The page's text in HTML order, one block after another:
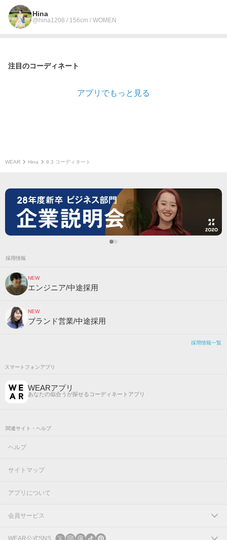
Hina
@hina1208 / 156cm / WOMEN
注目のコーディネート
アプリでもっと見る
WEAR Hina 8.3 コーディネート
採用情報
NEW
エンジニア/中途採用
NEW
ブランド営業/中途採用
採用情報一覧
スマートフォンアプリ
WEARアプリ
あなたの似合うが探せるコーディネートアプリ
関連サイト・ヘルプ
ヘルプ
サイトマップ
アプリについて
会員サービス
ログイン
WEAR公式SNS